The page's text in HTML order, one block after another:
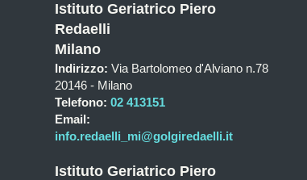
Istituto Geriatrico Piero
Redaelli
Milano
Indirizzo: Via Bartolomeo d'Alviano n.78
20146 - Milano
Telefono: 02 413151
Email:
info.redaelli_mi@golgiredaelli.it
Istituto Geriatrico Piero